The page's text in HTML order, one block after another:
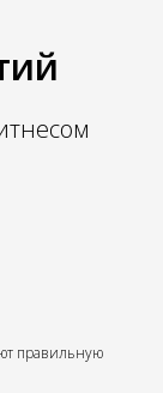
правильную